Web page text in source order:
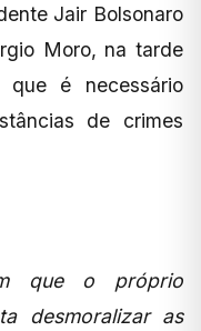
Jair Bolsonaro
Moro, na tarde
é necessário
de crimes
que o próprio
desmoralizar as